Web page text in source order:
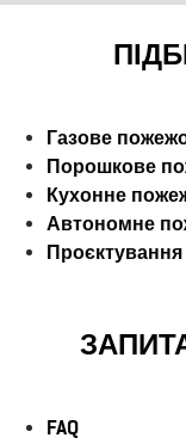
Газове
Порошкове
Кухонне
Автономне
Проєктування
FAQ